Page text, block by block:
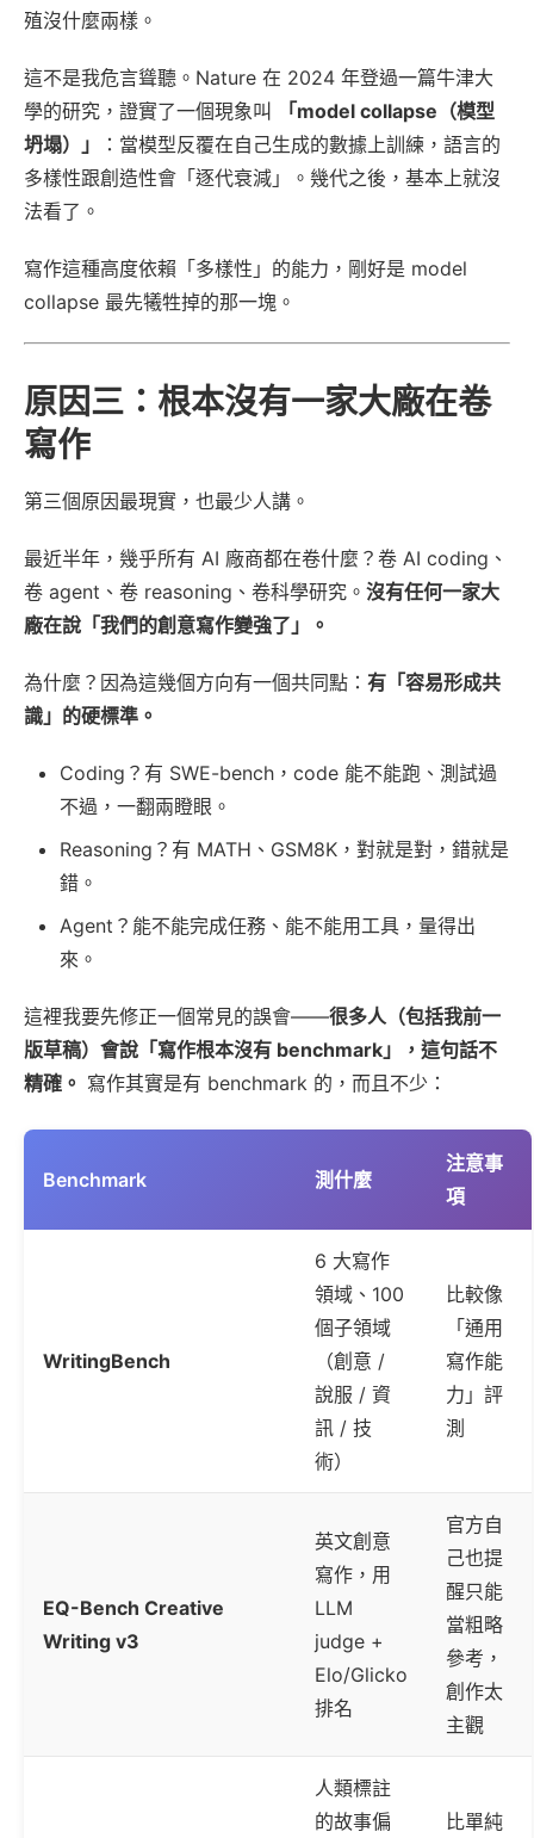
殖沒什麼兩樣。
這不是我危言聳聽。Nature 在 2024 年登過一篇牛津大
學的研究，證實了一個現象叫
「model collapse（模型
坍塌）」
：當模型反覆在自己生成的數據上訓練，語言的
多樣性跟創造性會「逐代衰減」。幾代之後，基本上就沒
法看了。
寫作這種高度依賴「多樣性」的能力，剛好是 model
collapse 最先犧牲掉的那一塊。
原因三：根本沒有一家大廠在卷
寫作
第三個原因最現實，也最少人講。
最近半年，幾乎所有 AI 廠商都在卷什麼？卷 AI coding、
卷 agent、卷 reasoning、卷科學研究。 沒有任何一家大
廠在說「我們的創意寫作變強了」。
為什麼？因為這幾個方向有一個共同點： 有「容易形成共
識」的硬標準。
Coding？有 SWE-bench，code 能不能跑、測試過
不過，一翻兩瞪眼。
Reasoning？有 MATH、GSM8K，對就是對，錯就是
錯。
Agent？能不能完成任務、能不能用工具，量得出
來。
這裡我要先修正一個常見的誤會——很多人（包括我前一
版草稿）會說「寫作根本沒有 benchmark」，這句話不
精確。 寫作其實是有 benchmark 的，而且不少：
Benchmark 測什麼
注意事
項
WritingBench
6 大寫作
領域、100
個子領域
（創意 /
說服 / 資
訊 / 技
術）
比較像
「通用
寫作能
力」評
測
EQ-Bench Creative
Writing v3
英文創意
寫作，用
LLM
judge +
Elo/Glicko
排名
官方自
己也提
醒只能
當粗略
參考，
創作太
主觀
人類標註
的故事偏
比單純